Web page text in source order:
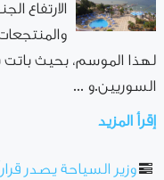
الارتفاع
لهذا الموسم، بحيث
السوريين.و ...
إقرأ المزيد
وزير السياحة يصدر